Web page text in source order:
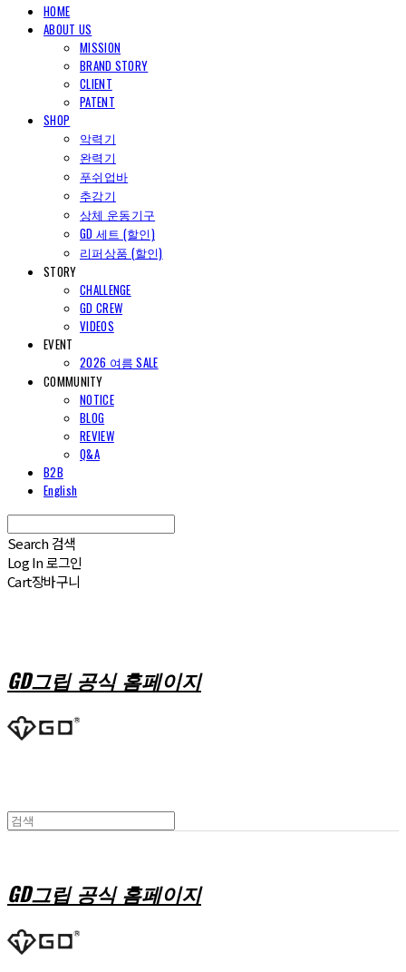
HOME
ABOUT US
MISSION
BRAND STORY
CLIENT
PATENT
SHOP
악력기
완력기
푸쉬업바
추감기
상체 운동기구
GD 세트 (할인)
리퍼상품 (할인)
STORY
CHALLENGE
GD CREW
VIDEOS
EVENT
2026 여름 SALE
COMMUNITY
NOTICE
BLOG
REVIEW
Q&A
B2B
English
Search 검색
Log In로그인
Cart장바구니
GD그립 공식 홈페이지
GD그립 공식 홈페이지